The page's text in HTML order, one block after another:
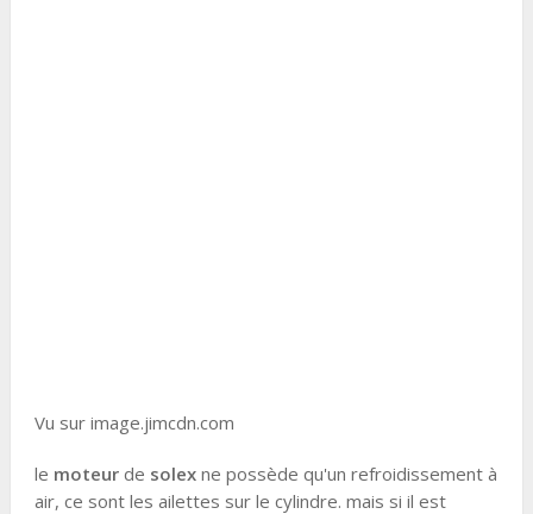
Vu sur image.jimcdn.com
le moteurde solexne possède qu'un refroidissement à
air, ce sont les ailettes sur le cylindre. mais si il est